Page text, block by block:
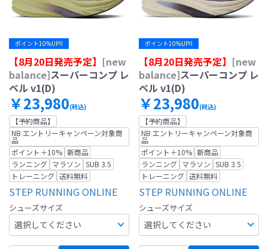
ポイント10%UP!!
【8月20日発売予定】 [new
balance]スーパーコンプ レ
ベル v1(D)
￥23,980(税込)
【予約商品】
NB エントリーキャンペーン対象商
品
ポイント＋10% 新商品
ランニング マラソン SUB 3.5
トレーニング 送料無料
STEP RUNNING ONLINE
シューズサイズ
ポイント10%UP!!
【8月20日発売予定】 [new
balance]スーパーコンプ レ
ベル v1(D)
￥23,980(税込)
【予約商品】
NB エントリーキャンペーン対象商
品
ポイント＋10% 新商品
ランニング マラソン SUB 3.5
トレーニング 送料無料
STEP RUNNING ONLINE
シューズサイズ